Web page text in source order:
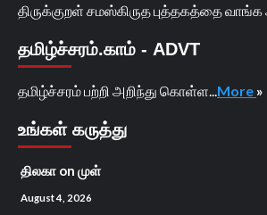
திருக்குறள் சமஸ்கிருத புத்தகத்தை
தமிழ்ச்சரம்.காம் - ADVT
தமிழ்ச்சரம் பற்றி அறிந்து கொள்ள... More »
உங்கள் கருத்து
திலகா on முள்
August 4, 2026